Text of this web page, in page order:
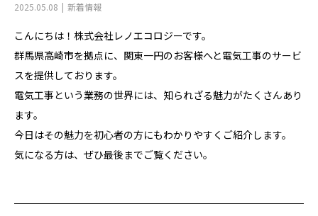
2025.05.08 新着情報
こんにちは！株式会社レノエコロジーです。
群馬県高崎市を拠点に、関東一円のお客様へと電気工事のサービ
スを提供しております。
電気工事という業務の世界には、知られざる魅力がたくさんあり
ます。
今日はその魅力を初心者の方にもわかりやすくご紹介します。
気になる方は、ぜひ最後までご覧ください。